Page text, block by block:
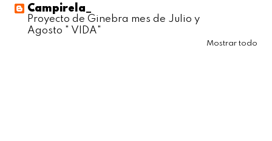
Campirela_
Proyecto de Ginebra mes de Julio y
Agosto " VIDA"
Mostrar todo